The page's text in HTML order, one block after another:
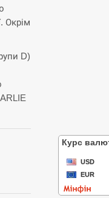
Окрім
D)